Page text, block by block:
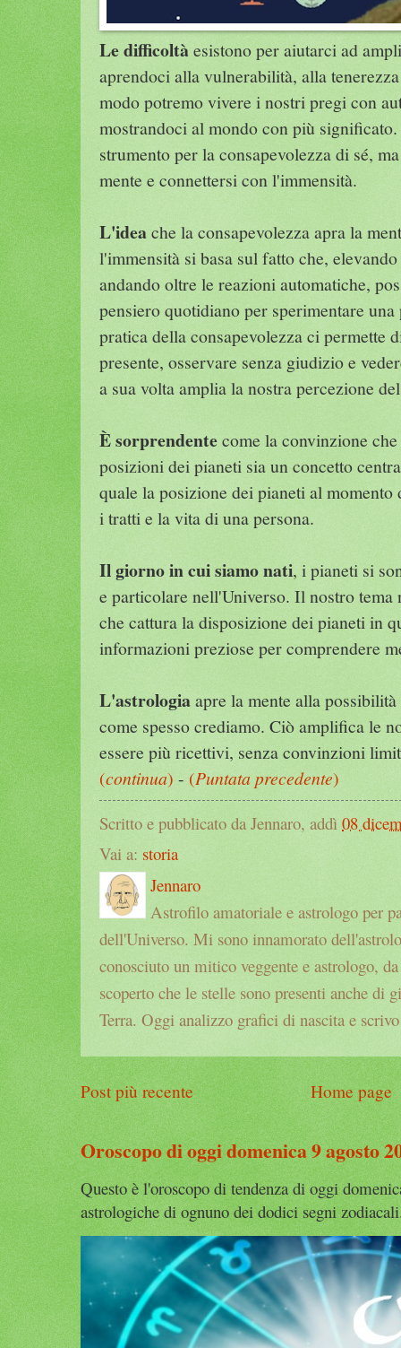
Le difficoltàesistono per aiutarci ad
aprendoci alla vulnerabilità, alla
modo potremo vivere i nostri pregi con
mostrandoci al mondo con più
strumento per la consapevolezza di sé,
mente e connettersi con l'immensità.
L'ideache la consapevolezza apra la
l'immensità si basa sul fatto che,
andando oltre le reazioni automatiche,
pensiero quotidiano per sperimentare
pratica della consapevolezza ci permette
presente, osservare senza giudizio e
a sua volta amplia la nostra percezione
È sorprendentecome la convinzione
posizioni dei pianeti sia un concetto
quale la posizione dei pianeti al
i tratti e la vita di una persona.
Il giorno in cui siamo nati, i pianeti si
e particolare nell'Universo. Il nostro tema
che cattura la disposizione dei pianeti in
informazioni preziose per comprendere
L'astrologiaapre la mente alla
come spesso crediamo. Ciò amplifica le
essere più ricettivi, senza convinzioni
(continua) - (Puntata precedente)
Scritto e pubblicato da Jennaro, addì 08
Vai a: storia
Jennaro
Astrofilo amatoriale e astrologo per
dell'Universo. Mi sono innamorato
conosciuto un mitico veggente e astrologo,
scoperto che le stelle sono presenti anche di
Terra. Oggi analizzo grafici di nascita e
Post più recente Home page
Oroscopo di oggi domenica 9 agosto
Questo è l'oroscopo di tendenza di oggi
astrologiche di ognuno dei dodici segni